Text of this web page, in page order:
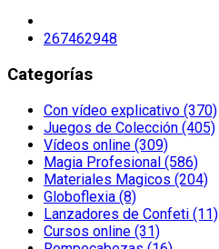
267462948
Categorías
Con vídeo explicativo (370)
Juegos de Colección (405)
Vídeos online (309)
Magia Profesional (586)
Materiales Magicos (204)
Globoflexia (8)
Lanzadores de Confeti (11)
Cursos online (31)